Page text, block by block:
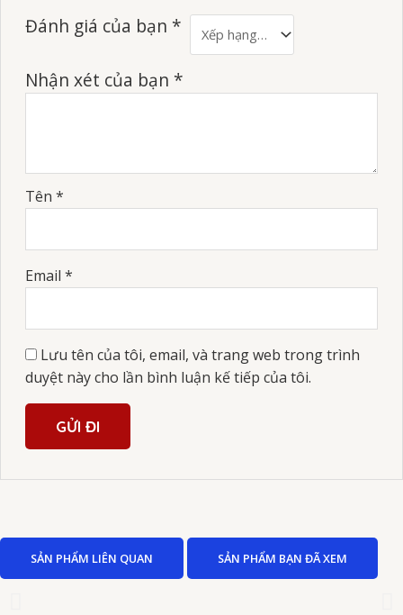
Đánh giá của bạn *
Nhận xét của bạn *
Tên *
Email *
Lưu tên của tôi, email, và trang web trong trình
duyệt này cho lần bình luận kế tiếp của tôi.
SẢN PHẨM LIÊN QUAN SẢN PHẨM BẠN ĐÃ XEM